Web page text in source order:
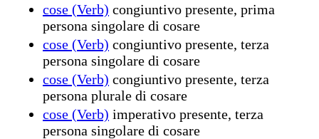
cose (Verb) congiuntivo presente, prima
persona singolare di cosare
cose (Verb) congiuntivo presente, terza
persona singolare di cosare
cose (Verb) congiuntivo presente, terza
persona plurale di cosare
cose (Verb) imperativo presente, terza
persona singolare di cosare